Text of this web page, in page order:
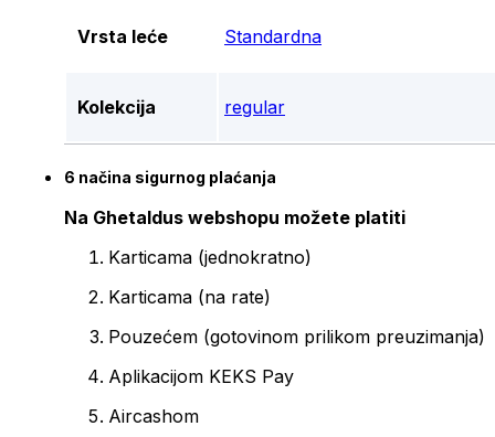
Vrsta leće Standardna
Kolekcija regular
6 načina sigurnog plaćanja
Na Ghetaldus webshopu možete platiti
Karticama (jednokratno)
Karticama (na rate)
Pouzećem (gotovinom prilikom preuzimanja)
Aplikacijom KEKS Pay
Aircashom